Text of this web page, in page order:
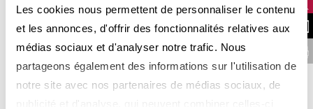
Les cookies nous permettent de personnaliser le contenu
et les annonces, d'offrir des fonctionnalités relatives aux
médias sociaux et d'analyser notre trafic. Nous
partageons également des informations sur l'utilisation de
notre site avec nos partenaires de médias sociaux, de
NOUS
FINANCER VOTRE
Lien avec les solutions WLAN/WMAN
Réseaux 2G (GSM/GPRS/EDGE)
Architecture, interface radio
Procédures (mobilité, sécurité, gestion